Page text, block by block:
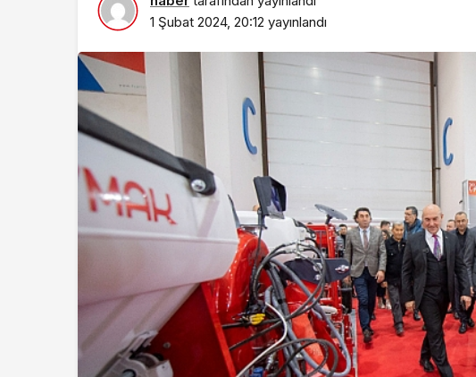
1 Şubat 2024, 20:12 yayınlandı
Magazin
Cansever Hayatını
Kaybetti: Kuzey
Makedonya’da Toprağa
Verilecek